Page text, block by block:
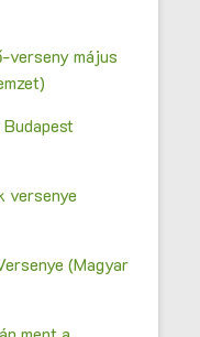
verseny május
versenye
(Magyar